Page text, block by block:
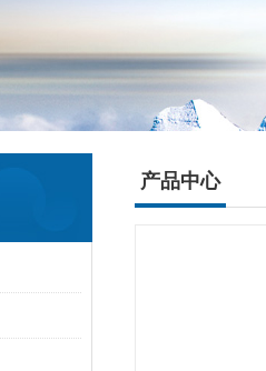
产品中心